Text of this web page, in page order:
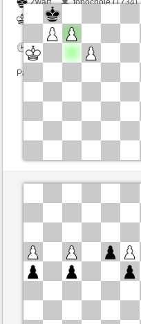
Zwart
topochole (1734)
Speelduur: 2 minutes/side +
Partij telt mee voor de ranglijst
Zwart
topochole (1753)
Speelduur: 2 minutes/side +
Partij telt mee voor de ranglijst